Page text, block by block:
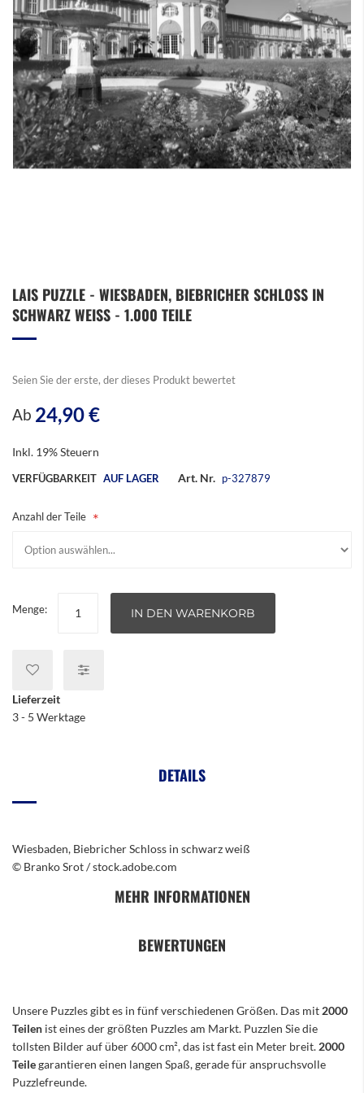
Anfang
der
LAIS PUZZLE - WIESBADEN, BIEBRICHER SCHLOSS IN
SCHWARZ WEISS - 1.000 TEILE
Seien Sie der erste, der dieses Produkt bewertet
Ab 24,90 €
Inkl. 19% Steuern
VERFÜGBARKEIT AUF LAGER Art. Nr. p-327879
Anzahl der Teile
Menge: IN DEN WARENKORB
Lieferzeit
3 - 5 Werktage
DETAILS
Wiesbaden, Biebricher Schloss in schwarz weiß
© Branko Srot / stock.adobe.com
MEHR INFORMATIONEN
BEWERTUNGEN
Unsere Puzzles gibt es in fünf verschiedenen Größen. Das mit 2000
Teilen ist eines der größten Puzzles am Markt. Puzzlen Sie die
tollsten Bilder auf über 6000 cm², das ist fast ein Meter breit. 2000
Teilegarantieren einen langen Spaß, gerade für anspruchsvolle
Puzzlefreunde.